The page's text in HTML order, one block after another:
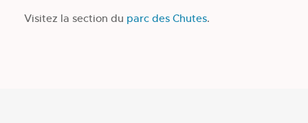
Visitez la section du parc des Chutes.